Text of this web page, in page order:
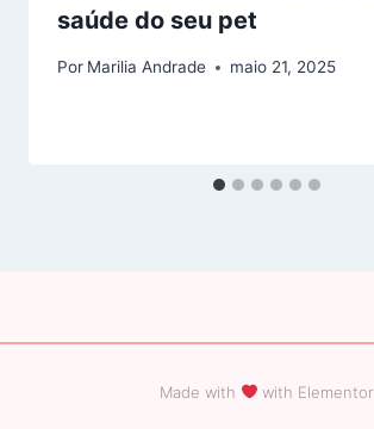
saúde do seu pet
Por Marilia Andrade maio 21, 2025
Made with with Elementor